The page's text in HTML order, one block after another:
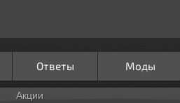
Ответы Моды
Акции